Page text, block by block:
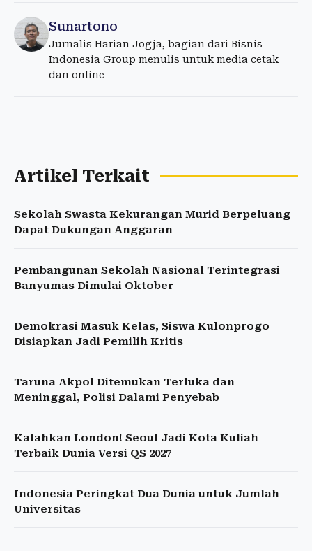
Sunartono
Jurnalis Harian Jogja, bagian dari Bisnis
Indonesia Group menulis untuk media cetak
dan online
Artikel Terkait
Sekolah Swasta Kekurangan Murid Berpeluang
Dapat Dukungan Anggaran
Pembangunan Sekolah Nasional Terintegrasi
Banyumas Dimulai Oktober
Demokrasi Masuk Kelas, Siswa Kulonprogo
Disiapkan Jadi Pemilih Kritis
Taruna Akpol Ditemukan Terluka dan
Meninggal, Polisi Dalami Penyebab
Kalahkan London! Seoul Jadi Kota Kuliah
Terbaik Dunia Versi QS 2027
Indonesia Peringkat Dua Dunia untuk Jumlah
Universitas